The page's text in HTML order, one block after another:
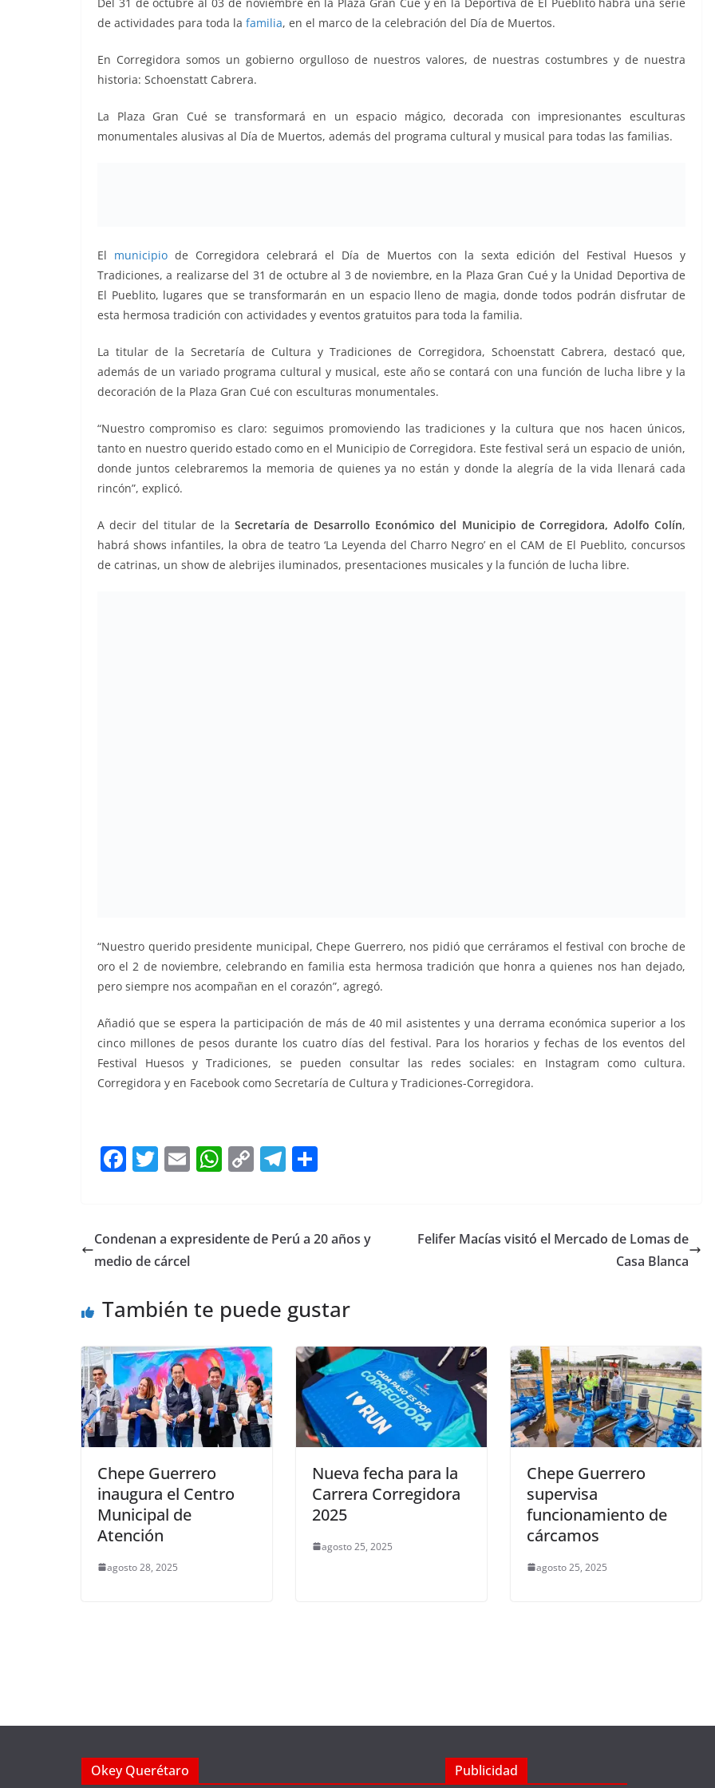
o
k
p n m
de actividades para toda la familia, en el marco de la celebración del Día de Muertos.
En Corregidora somos un gobierno orgulloso de nuestros valores, de nuestras costumbres y de nuestra
historia: Schoenstatt Cabrera.
La Plaza Gran Cué se transformará en un espacio mágico, decorada con impresionantes esculturas
monumentales alusivas al Día de Muertos, además del programa cultural y musical para todas las familias.
El municipio de Corregidora celebrará el Día de Muertos con la sexta edición del Festival Huesos y
Tradiciones, a realizarse del 31 de octubre al 3 de noviembre, en la Plaza Gran Cué y la Unidad Deportiva de
El Pueblito, lugares que se transformarán en un espacio lleno de magia, donde todos podrán disfrutar de
esta hermosa tradición con actividades y eventos gratuitos para toda la familia.
La titular de la Secretaría de Cultura y Tradiciones de Corregidora, Schoenstatt Cabrera, destacó que,
además de un variado programa cultural y musical, este año se contará con una función de lucha libre y la
decoración de la Plaza Gran Cué con esculturas monumentales.
“Nuestro compromiso es claro: seguimos promoviendo las tradiciones y la cultura que nos hacen únicos,
tanto en nuestro querido estado como en el Municipio de Corregidora. Este festival será un espacio de unión,
donde juntos celebraremos la memoria de quienes ya no están y donde la alegría de la vida llenará cada
rincón”, explicó.
A decir del titular de la Secretaría de Desarrollo Económico del Municipio de Corregidora, Adolfo Colín,
habrá shows infantiles, la obra de teatro ‘La Leyenda del Charro Negro’ en el CAM de El Pueblito, concursos
de catrinas, un show de alebrijes iluminados, presentaciones musicales y la función de lucha libre.
“Nuestro querido presidente municipal, Chepe Guerrero, nos pidió que cerráramos el festival con broche de
oro el 2 de noviembre, celebrando en familia esta hermosa tradición que honra a quienes nos han dejado,
pero siempre nos acompañan en el corazón”, agregó.
Añadió que se espera la participación de más de 40 mil asistentes y una derrama económica superior a los
cinco millones de pesos durante los cuatro días del festival. Para los horarios y fechas de los eventos del
Festival Huesos y Tradiciones, se pueden consultar las redes sociales: en Instagram como cultura.
Corregidora y en Facebook como Secretaría de Cultura y Tradiciones-Corregidora.
F
e
b
o
k
T
er
E
l
W
s
p
C
y
k
T
gr e
Condenan a expresidente de Perú a 20 años y
medio de cárcel
Felifer Macías visitó el Mercado de Lomas de
Casa Blanca
También te puede gustar
Chepe Guerrero
inaugura el Centro
Municipal de
Atención
agosto 28, 2025
Nueva fecha para la
Carrera Corregidora
2025
agosto 25, 2025
Chepe Guerrero
supervisa
funcionamiento de
cárcamos
agosto 25, 2025
Okey Querétaro Publicidad